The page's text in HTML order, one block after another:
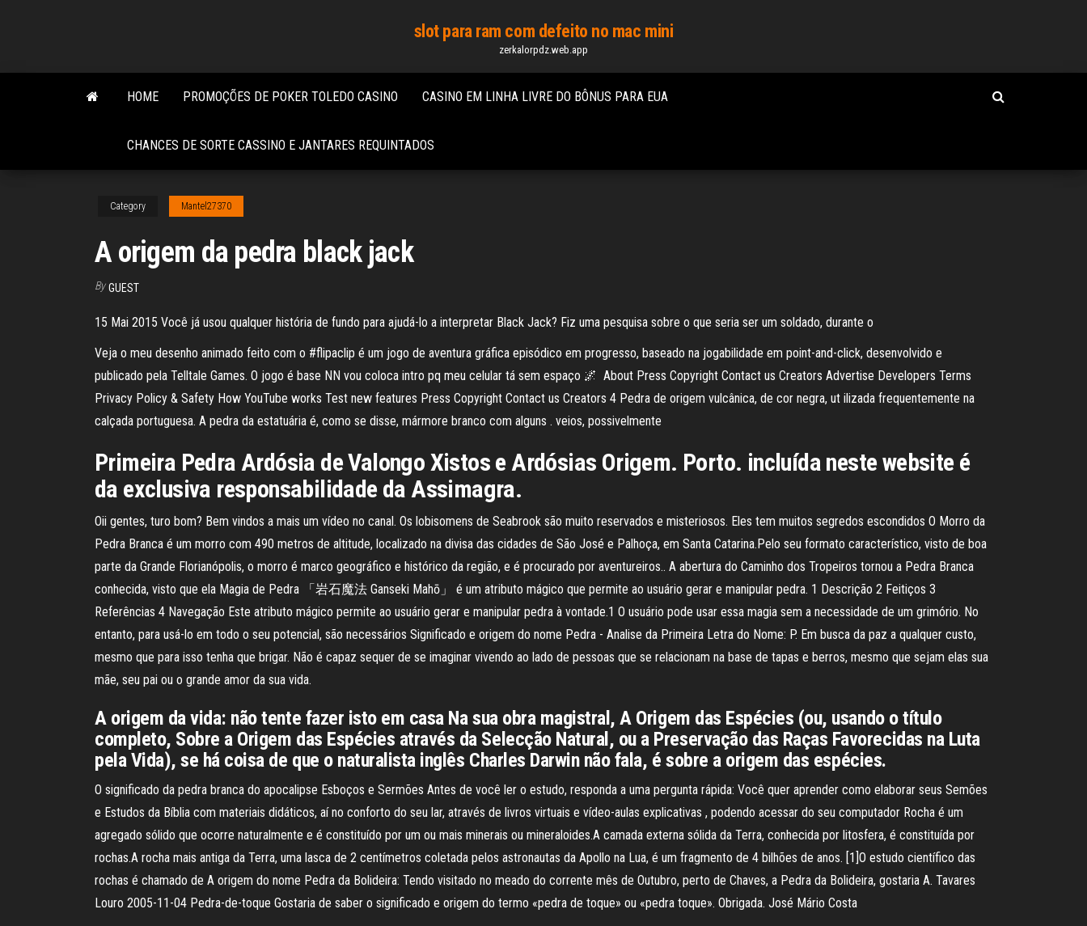
content
slot para ram com defeito no mac mini
zerkalorpdz.web.app
HOME PROMOÇÕES DE POKER TOLEDO CASINO CASINO EM LINHA LIVRE DO BÔNUS PARA EUA
CHANCES DE SORTE CASSINO E JANTARES REQUINTADOS
Category Mantel27370
A origem da pedra black jack
By GUEST
15 Mai 2015 Você já usou qualquer história de fundo para ajudá-lo a interpretar Black Jack? Fiz uma pesquisa sobre o que seria ser um soldado, durante o
Veja o meu desenho animado feito com o #flipaclip é um jogo de aventura gráfica episódico em progresso, baseado na jogabilidade em point-and-click, desenvolvido e
publicado pela Telltale Games. O jogo é base NN vou coloca intro pq meu celular tá sem espaço 🌌 ️ About Press Copyright Contact us Creators Advertise Developers Terms
Privacy Policy & Safety How YouTube works Test new features Press Copyright Contact us Creators 4 Pedra de origem vulcânica, de cor negra, ut ilizada frequentemente na
calçada portuguesa. A pedra da estatuária é, como se disse, mármore branco com alguns . veios, possivelmente
Primeira Pedra Ardósia de Valongo Xistos e Ardósias Origem. Porto. incluída neste website é
da exclusiva responsabilidade da Assimagra.
Oii gentes, turo bom? Bem vindos a mais um vídeo no canal. Os lobisomens de Seabrook são muito reservados e misteriosos. Eles tem muitos segredos escondidos O Morro da
Pedra Branca é um morro com 490 metros de altitude, localizado na divisa das cidades de São José e Palhoça, em Santa Catarina.Pelo seu formato característico, visto de boa
parte da Grande Florianópolis, o morro é marco geográfico e histórico da região, e é procurado por aventureiros.. A abertura do Caminho dos Tropeiros tornou a Pedra Branca
conhecida, visto que ela Magia de Pedra 「岩石魔法 Ganseki Mahō」 é um atributo mágico que permite ao usuário gerar e manipular pedra. 1 Descrição 2 Feitiços 3
Referências 4 Navegação Este atributo mágico permite ao usuário gerar e manipular pedra à vontade.1 O usuário pode usar essa magia sem a necessidade de um grimório. No
entanto, para usá-lo em todo o seu potencial, são necessários Significado e origem do nome Pedra - Analise da Primeira Letra do Nome: P. Em busca da paz a qualquer custo,
mesmo que para isso tenha que brigar. Não é capaz sequer de se imaginar vivendo ao lado de pessoas que se relacionam na base de tapas e berros, mesmo que sejam elas sua
mãe, seu pai ou o grande amor da sua vida.
A origem da vida: não tente fazer isto em casa Na sua obra magistral, A Origem das Espécies (ou, usando o título
completo, Sobre a Origem das Espécies através da Selecção Natural, ou a Preservação das Raças Favorecidas na Luta
pela Vida), se há coisa de que o naturalista inglês Charles Darwin não fala, é sobre a origem das espécies.
O significado da pedra branca do apocalipse Esboços e Sermões Antes de você ler o estudo, responda a uma pergunta rápida: Você quer aprender como elaborar seus Semões
e Estudos da Bíblia com materiais didáticos, aí no conforto do seu lar, através de livros virtuais e vídeo-aulas explicativas , podendo acessar do seu computador Rocha é um
agregado sólido que ocorre naturalmente e é constituído por um ou mais minerais ou mineraloides.A camada externa sólida da Terra, conhecida por litosfera, é constituída por
rochas.A rocha mais antiga da Terra, uma lasca de 2 centímetros coletada pelos astronautas da Apollo na Lua, é um fragmento de 4 bilhões de anos. [1]O estudo científico das
rochas é chamado de A origem do nome Pedra da Bolideira: Tendo visitado no meado do corrente mês de Outubro, perto de Chaves, a Pedra da Bolideira, gostaria A. Tavares
Louro 2005-11-04 Pedra-de-toque Gostaria de saber o significado e origem do termo «pedra de toque» ou «pedra toque». Obrigada. José Mário Costa